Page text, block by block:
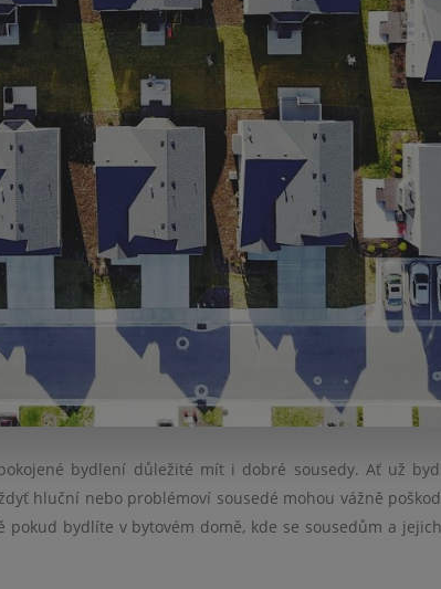
bydlení důležité mít i dobré sousedy. Ať už
hluční nebo problémoví sousedé mohou vážně
pokud bydlíte v bytovém domě, kde se sousedům a